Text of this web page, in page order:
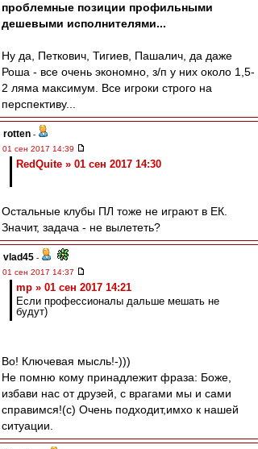
проблемные позиции профильными
дешевыми исполнителями...
Ну да, Петкович, Тигиев, Пашалич, да даже
Роша - все очень экономно, з/п у них около 1,5-
2 ляма максимум. Все игроки строго на
перспективу...
rotten -
01 сен 2017 14:39
RedQuite » 01 сен 2017 14:30
Остальные клубы ПЛ тоже не играют в ЕК.
Значит, задача - не вылететь?
vlad45 -
01 сен 2017 14:37
mp » 01 сен 2017 14:21
Если профессионалы дальше мешать не
будут)
Во! Ключевая мысль!-)))
Не помню кому принадлежит фраза: Боже,
избави нас от друзей, с врагами мы и сами
справимся!(с) Очень подходит,имхо к нашей
ситуации.